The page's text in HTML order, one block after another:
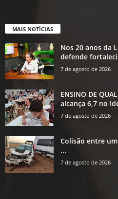
MAIS NOTÍCIAS
Nos 20 anos da
defende
7 de agosto de 2026
ENSINO DE
alcança 6,7 no
7 de agosto de 2026
Colisão entre
...
7 de agosto de 2026